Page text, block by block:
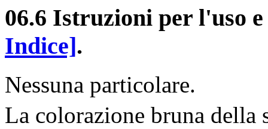
06.6 Istruzioni per l'uso
Indice].
Nessuna particolare.
La colorazione bruna